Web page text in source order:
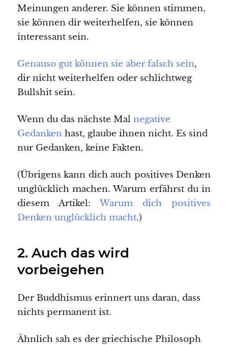
Meinungen anderer. Sie können stimmen,
sie können dir weiterhelfen, sie können
interessant sein.
Genauso gut können sie aber falsch sein,
dir nicht weiterhelfen oder schlichtweg
Bullshit sein.
Wenn du das nächste Mal negative
Gedankenhast, glaube ihnen nicht. Es sind
nur Gedanken, keine Fakten.
(Übrigens kann dich auch positives Denken
unglücklich machen. Warum erfährst du in
diesem Artikel:Warum dich positives
Denken unglücklich macht.)
2. Auch das wird
vorbeigehen
Der Buddhismus erinnert uns daran, dass
nichts permanent ist.
Ähnlich sah es der griechische Philosoph